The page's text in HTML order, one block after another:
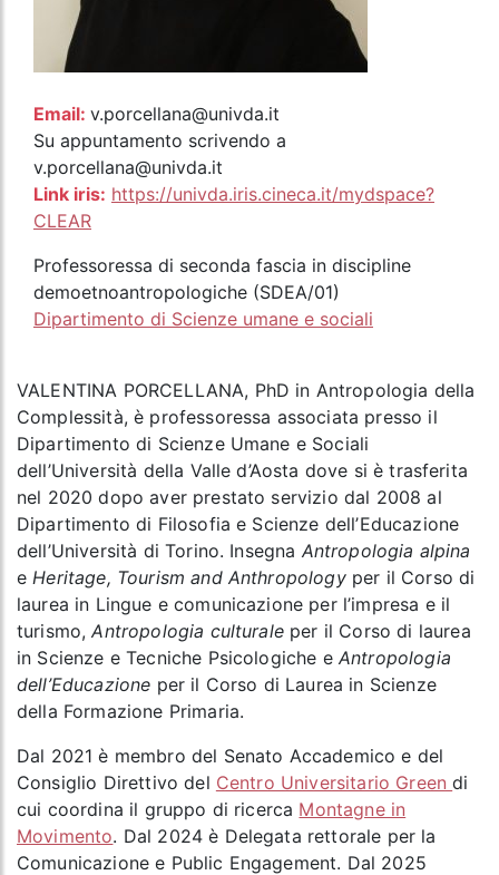
Email: v.porcellana@univda.it
Su appuntamento scrivendo a
v.porcellana@univda.it
Link iris: https://univda.iris.cineca.it/mydspace?
CLEAR
Professoressa di seconda fascia in discipline
demoetnoantropologiche (SDEA/01)
Dipartimento di Scienze umane e sociali
VALENTINA PORCELLANA, PhD in Antropologia della
Complessità, è professoressa associata presso il
Dipartimento di Scienze Umane e Sociali
dell’Università della Valle d’Aosta dove si è trasferita
nel 2020 dopo aver prestato servizio dal 2008 al
Dipartimento di Filosofia e Scienze dell’Educazione
dell’Università di Torino. Insegna Antropologia alpina
eHeritage, Tourism and Anthropologyper il Corso di
laurea in Lingue e comunicazione per l’impresa e il
turismo,Antropologia culturaleper il Corso di laurea
in Scienze e Tecniche Psicologiche e Antropologia
dell’Educazione per il Corso di Laurea in Scienze
della Formazione Primaria.
Dal 2021 è membro del Senato Accademico e del
Consiglio Direttivo del Centro Universitario Greendi
cui coordina il gruppo di ricerca Montagne in
Movimento. Dal 2024 è Delegata rettorale per la
Comunicazione e Public Engagement. Dal 2025